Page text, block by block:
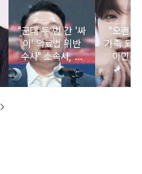
"군대 두 번 간 '싸
이' 의료법 위반
수사" 소속사, 수
면제 대리수령 불
찰...
"오랜
가족 되
이민우